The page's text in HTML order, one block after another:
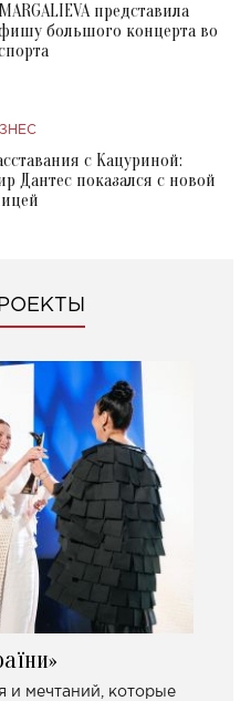
представила
большого концерта во
с Кацуриной:
Дантес показался с новой
и мечтаний, которые